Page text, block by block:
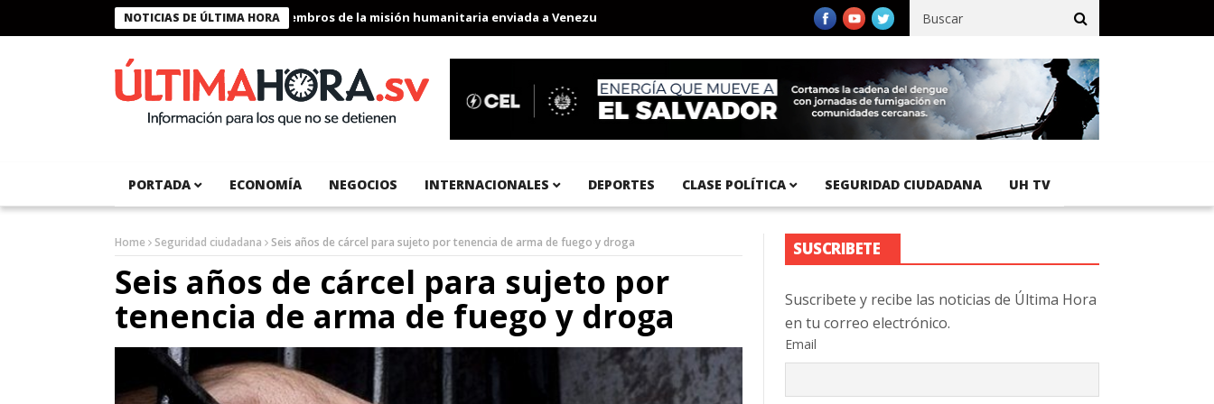
NOTICIAS DE ÚLTIMA HORA
Presidente Bukele condecora a miembros de la misión humanitaria enviada a Venezuela Aeropuerto Internacional del Pacífico registra 92 % de avance en obras de terracería
PORTADA ECONOMÍA NEGOCIOS INTERNACIONALES DEPORTES CLASE POLÍTICA SEGURIDAD CIUDADANA UH TV
Home Seguridad ciudadana Seis años de cárcel para sujeto por tenencia de arma de fuego y droga
Seis años de cárcel para sujeto por
tenencia de arma de fuego y droga
SUSCRIBETE
Suscribete y recibe las noticias de Última Hora
en tu correo electrónico.
Email